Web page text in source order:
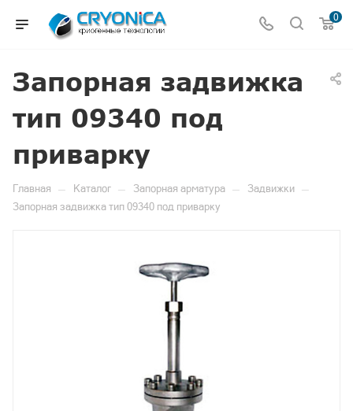
0
Запорная задвижка
тип 09340 под
приварку
Главная — Каталог — Запорная арматура — Задвижки —
Запорная задвижка тип 09340 под приварку